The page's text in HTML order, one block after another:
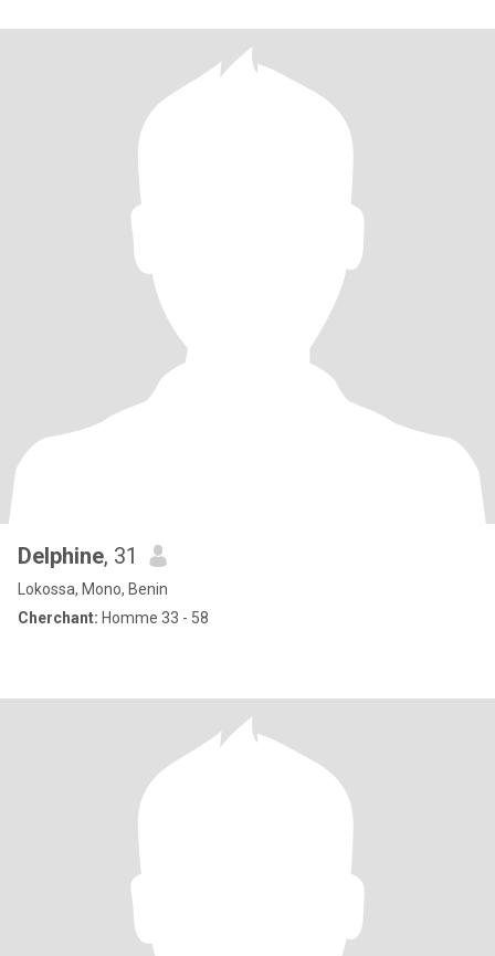
Delphine, 31
Lokossa, Mono, Benin
Cherchant: Homme 33 - 58